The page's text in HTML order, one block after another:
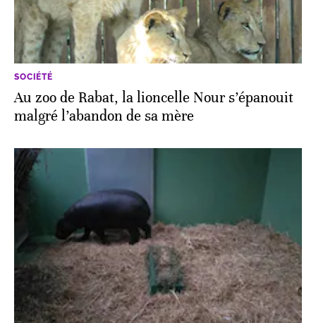
SOCIÉTÉ
Au zoo de Rabat, la lioncelle Nour s’épanouit
malgré l’abandon de sa mère